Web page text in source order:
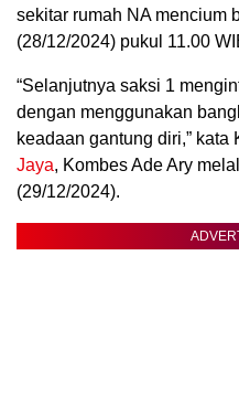
sekitar rumah NA mencium
(28/12/2024) pukul 11.00
“Selanjutnya saksi 1
dengan menggunakan
keadaan gantung diri,” kata
Jaya, Kombes Ade Ary
(29/12/2024).